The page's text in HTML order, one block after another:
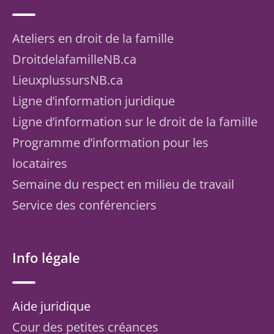
Ateliers en droit de la famille
DroitdelafamilleNB.ca
LieuxplussursNB.ca
Ligne d’information juridique
Ligne d’information sur le droit de la famille
Programme d’information pour les
locataires
Semaine du respect en milieu de travail
Service des conférenciers
Info légale
Aide juridique
Cour des petites créances